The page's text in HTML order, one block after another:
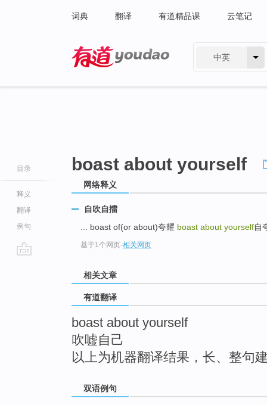
词典 翻译 有道精品课 云笔记
中英
目录
释义
翻译
例句
boast about yourself
网络释义
自吹自擂
... boast of(or about)夸耀 boast about yourself自
基于1个网页-相关网页
相关文章
有道翻译
boast about yourself
吹嘘自己
以上为机器翻译结果，长、整句
双语例句